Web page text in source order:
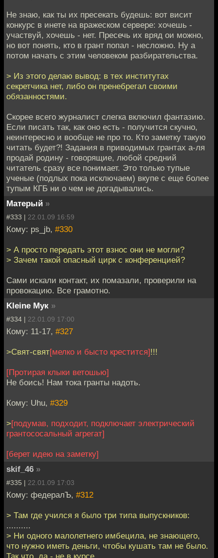
Не знаю, как ты их пресекать будешь: вот висит
конкурс в инете на вражеском сервере: хочешь -
участвуй, хочешь - нет. Пресечь их вряд ои можно,
но вот понять, кто в грант попал - несложно. Ну а
потом начать с этим человеком разбирательства.
> Из этого делаю вывод: в тех институтах
секретчика нет, либо он пренебрегал своими
обязанностями.
Скорее всего журналист слегка включил фантазию.
Если писать так, как оно есть - получится скучно,
неинтересно и вообще не про то. Кто заметку такую
читать будет?! Задания в приводимых грантах а-ля
продай родину - говорящие, любой средний
читатель сразу все понимает. Это только тупые
ученые (подлых пока исключаем) вкупе с еще более
тупым КГБ ни о чем не догадывались.
Матерый »
#333 | 22.01.09 16:59
Кому: ps_jb, #330
> А просто передать этот взнос они не могли?
> Зачем такой опасный цирк с конференцией?
Сами искали контакт, их помазали, проверили на
провокацию. Все грамотно.
Kleine Мук »
#334 | 22.01.09 17:00
Кому: 11-17, #327
>Свят-свят[мелко и бысто крестится]!!!
[Протирая клыки ветошью]
Не боись! Нам тока гранты надоть.
Кому: Uhu, #329
>[подумав, подходит, подключает электрический
грантососальный агрегат]
[берет идею на заметку]
skif_46 »
#335 | 22.01.09 17:03
Кому: федералЪ, #312
> Там где учился я было три типа выпускников:
..........
> Ни одного малолетнего имбецила, не знающего,
что нужно иметь деньги, чтобы кушать там не было.